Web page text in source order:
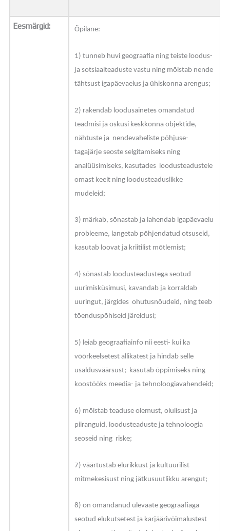
Vilistlastele
Toitlustamine
Õpilasesindus
Kontaktid
Tööpakkumised
Eesmärgid: Õpilane:
1) tunneb huvi geograafia ning teiste loodus-
ja sotsiaalteaduste vastu ning mõistab nende
tähtsust igapäevaelus ja ühiskonna arengus;
2) rakendab loodusainetes omandatud
teadmisi ja oskusi keskkonna objektide,
nähtuste ja nendevaheliste põhjuse-
tagajärje seoste selgitamiseks ning
analüüsimiseks, kasutades loodusteadustele
omast keelt ning loodusteaduslikke
mudeleid;
3) märkab, sõnastab ja lahendab igapäevaelu
probleeme, langetab põhjendatud otsuseid,
kasutab loovat ja kriitilist mõtlemist;
4) sõnastab loodusteadustega seotud
uurimisküsimusi, kavandab ja korraldab
uuringut, järgides ohutusnõudeid, ning teeb
tõenduspõhiseid järeldusi;
5) leiab geograafiainfo nii eesti- kui ka
võõrkeelsetest allikatest ja hindab selle
usaldusväärsust; kasutab õppimiseks ning
koostööks meedia- ja tehnoloogiavahendeid;
6) mõistab teaduse olemust, olulisust ja
piiranguid, loodusteaduste ja tehnoloogia
seoseid ning riske;
7) väärtustab elurikkust ja kultuurilist
mitmekesisust ning jätkusuutlikku arengut;
8) on omandanud ülevaate geograafiaga
seotud elukutsetest ja karjäärivõimalustest